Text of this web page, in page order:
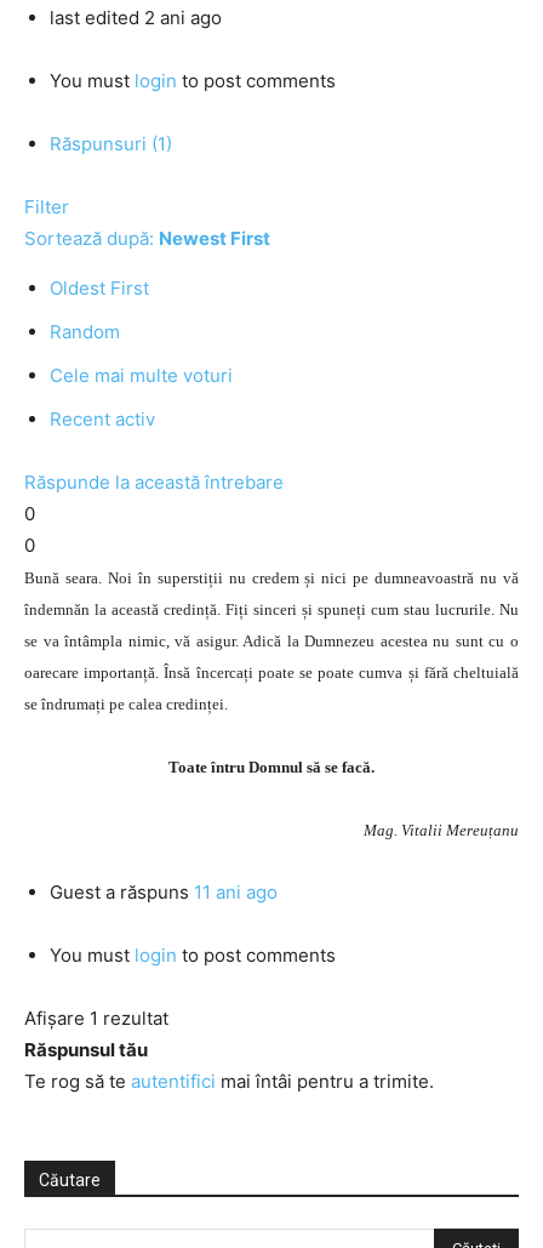
last edited 2 ani ago
You must login to post comments
Răspunsuri (1)
Filter
Sortează după: Newest First
Oldest First
Random
Cele mai multe voturi
Recent activ
Răspunde la această întrebare
0
0
Bună seara. Noi în superstiții nu credem și nici pe dumneavoastră nu vă
îndemnăn la această credință. Fiți sinceri și spuneți cum stau lucrurile. Nu
se va întâmpla nimic, vă asigur. Adică la Dumnezeu acestea nu sunt cu o
oarecare importanță. Însă încercați poate se poate cumva și fără cheltuială
se îndrumați pe calea credinței.
Toate întru Domnul să se facă.
Mag. Vitalii Mereuțanu
Guest a răspuns 11 ani ago
You must login to post comments
Afișare 1 rezultat
Răspunsul tău
Te rog să te autentifici mai întâi pentru a trimite.
Căutare